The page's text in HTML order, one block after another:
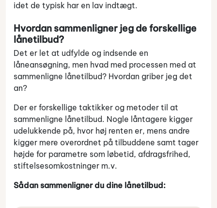
idet de typisk har en lav indtægt.
Hvordan sammenligner jeg de forskellige
lånetilbud?
Det er let at udfylde og indsende en
låneansøgning, men hvad med processen med at
sammenligne lånetilbud? Hvordan griber jeg det
an?
Der er forskellige taktikker og metoder til at
sammenligne lånetilbud. Nogle låntagere kigger
udelukkende på, hvor høj renten er, mens andre
kigger mere overordnet på tilbuddene samt tager
højde for parametre som løbetid, afdragsfrihed,
stiftelsesomkostninger m.v.
Sådan sammenligner du dine lånetilbud: